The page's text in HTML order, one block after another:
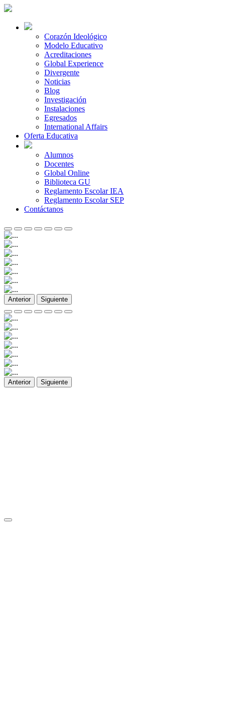
Corazón Ideológico
Modelo Educativo
Acreditaciones
Global Experience
Divergente
Noticias
Blog
Investigación
Instalaciones
Egresados
International Affairs
Oferta Educativa
Alumnos
Docentes
Global Online
Biblioteca GU
Reglamento Escolar IEA
Reglamento Escolar SEP
Contáctanos
Anterior Siguiente
Anterior Siguiente